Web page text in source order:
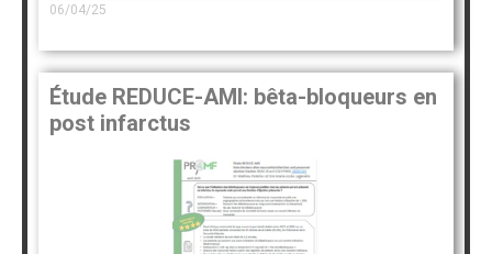
06/04/25
Étude REDUCE-AMI: bêta-bloqueurs en
post infarctus